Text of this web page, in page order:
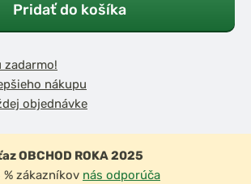
Pridať do košíka
zadarmo!
nákupu
objednávke
OBCHOD ROKA 2025
% zákazníkov nás odporúča